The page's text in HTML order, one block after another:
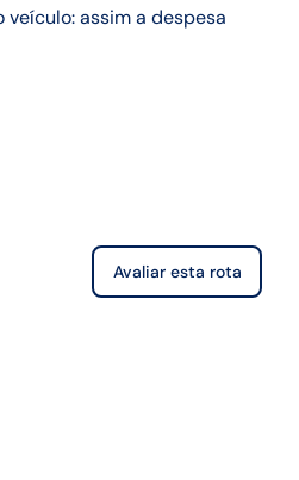
assim a despesa
Avaliar esta rota